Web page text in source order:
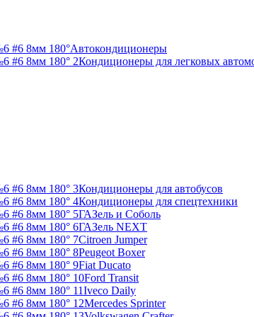
Автокондиционеры
Кондиционеры для легковых
Кондиционеры для автобусов
Кондиционеры для спецтехники
ГАЗель и Соболь
ГАЗель NEXT
Citroen Jumper
Peugeot Boxer
Fiat Ducato
Ford Transit
Iveco Daily
Mercedes Sprinter